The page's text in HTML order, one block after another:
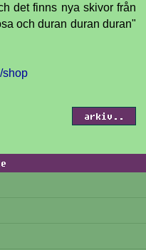
det finns nya skivor från
och duran duran duran"
shop
arkiv..